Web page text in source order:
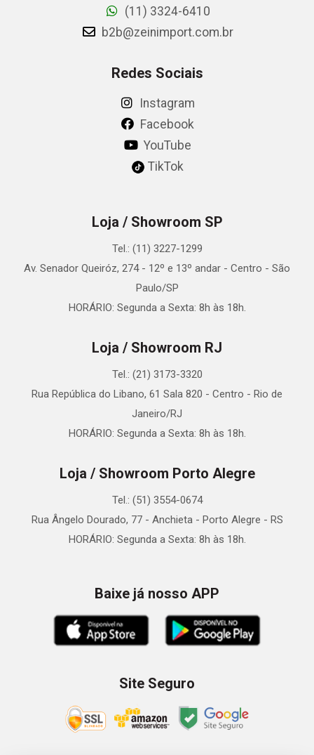
(11) 3324-6410
b2b@zeinimport.com.br
Redes Sociais
Instagram
Facebook
YouTube
TikTok
Loja / Showroom SP
Tel.: (11) 3227-1299
Av. Senador Queiróz, 274 - 12º e 13º andar - Centro - São
Paulo/SP
HORÁRIO: Segunda a Sexta: 8h às 18h.
Loja / Showroom RJ
Tel.: (21) 3173-3320
Rua República do Libano, 61 Sala 820 - Centro - Rio de
Janeiro/RJ
HORÁRIO: Segunda a Sexta: 8h às 18h.
Loja / Showroom Porto Alegre
Tel.: (51) 3554-0674
Rua Ângelo Dourado, 77 - Anchieta - Porto Alegre - RS
HORÁRIO: Segunda a Sexta: 8h às 18h.
Baixe já nosso APP
Site Seguro